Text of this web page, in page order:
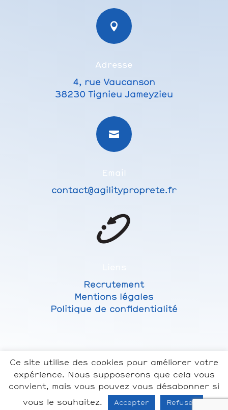

Adresse
4, rue Vaucanson
38230 Tignieu Jameyzieu

Email
contact@agilityproprete.fr
Recrutement
Mentions légales
Politique de confidentialité
Ce site utilise des cookies pour améliorer votre
expérience. Nous supposerons que cela vous
convient, mais vous pouvez vous désabonner si
vous le souhaitez. Accepter Refuser